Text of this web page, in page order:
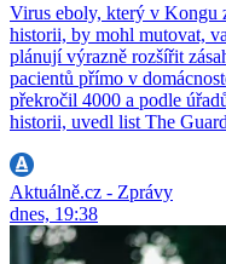
Virus eboly, který v Kongu
historii, by mohl mutovat,
plánují výrazně rozšířit
pacientů přímo v
překročil 4000 a podle
historii, uvedl list The
Aktuálně.cz - Zprávy
dnes, 19:38